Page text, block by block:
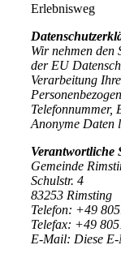
Erlebnisweg
Wir nehmen den
der EU
Verarbeitung
Telefonnummer,
Anonyme Daten
Verantwortliche
Gemeinde
Schulstr. 4
83253 Rimsting
Telefon: +49
Telefax: +49
E-Mail: Diese